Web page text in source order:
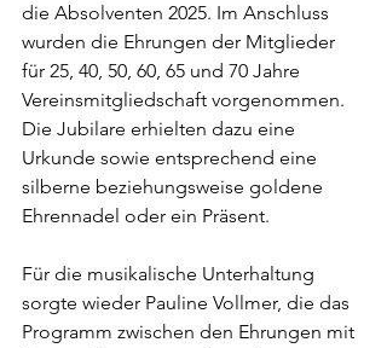
die Absolventen 2025. Im Anschluss
wurden die Ehrungen der Mitglieder
für 25, 40, 50, 60, 65 und 70 Jahre
Vereinsmitgliedschaft vorgenommen.
Die Jubilare erhielten dazu eine
Urkunde sowie entsprechend eine
silberne beziehungsweise goldene
Ehrennadel oder ein Präsent.
Für die musikalische Unterhaltung
sorgte wieder Pauline Vollmer, die das
Programm zwischen den Ehrungen mit